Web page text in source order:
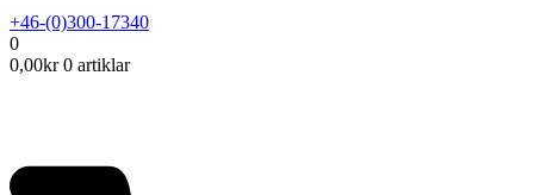
+46-(0)300-17340
0
0,00kr 0 artiklar